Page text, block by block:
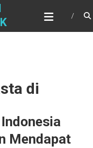
di
Mendapat